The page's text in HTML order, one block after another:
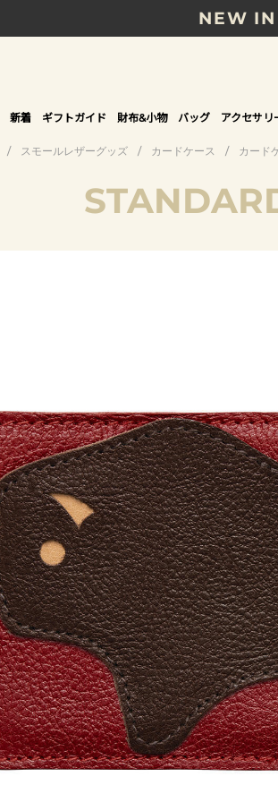
NEW
8/17(月)10時まで
贈る相手やシーンか
NEW IN｜
新着 ギフトガイド 財布&小物 バッグ アクセサリ
/ スモールレザーグッズ / カードケース / カード